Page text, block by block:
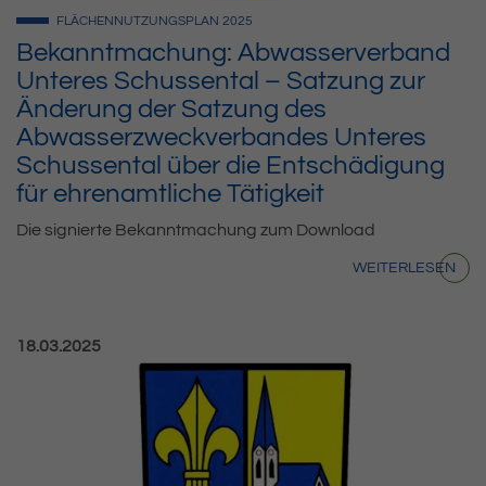
Bekanntmachung: Abwasserverband
Unteres Schussental – Satzung zur
Änderung der Satzung des
Abwasserzweckverbandes Unteres
Schussental über die Entschädigung
für ehrenamtliche Tätigkeit
FLÄCHENNUTZUNGSPLAN 2025
Die signierte Bekanntmachung zum Download
WEITERLESEN
Veröffentlicht am:
18.03.2025